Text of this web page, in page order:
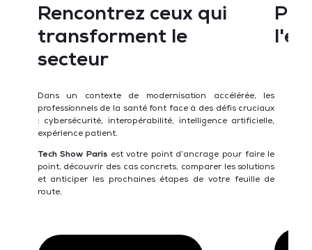
Rencontrez ceux qui
transforment le
secteur
Dans un contexte de modernisation accélérée, les
professionnels de la santé font face à des défis cruciaux
: cybersécurité, interopérabilité, intelligence artificielle,
expérience patient.
Tech Show Parisest votre point d’ancrage pour faire le
point, découvrir des cas concrets, comparer les solutions
et anticiper les prochaines étapes de votre feuille de
route.